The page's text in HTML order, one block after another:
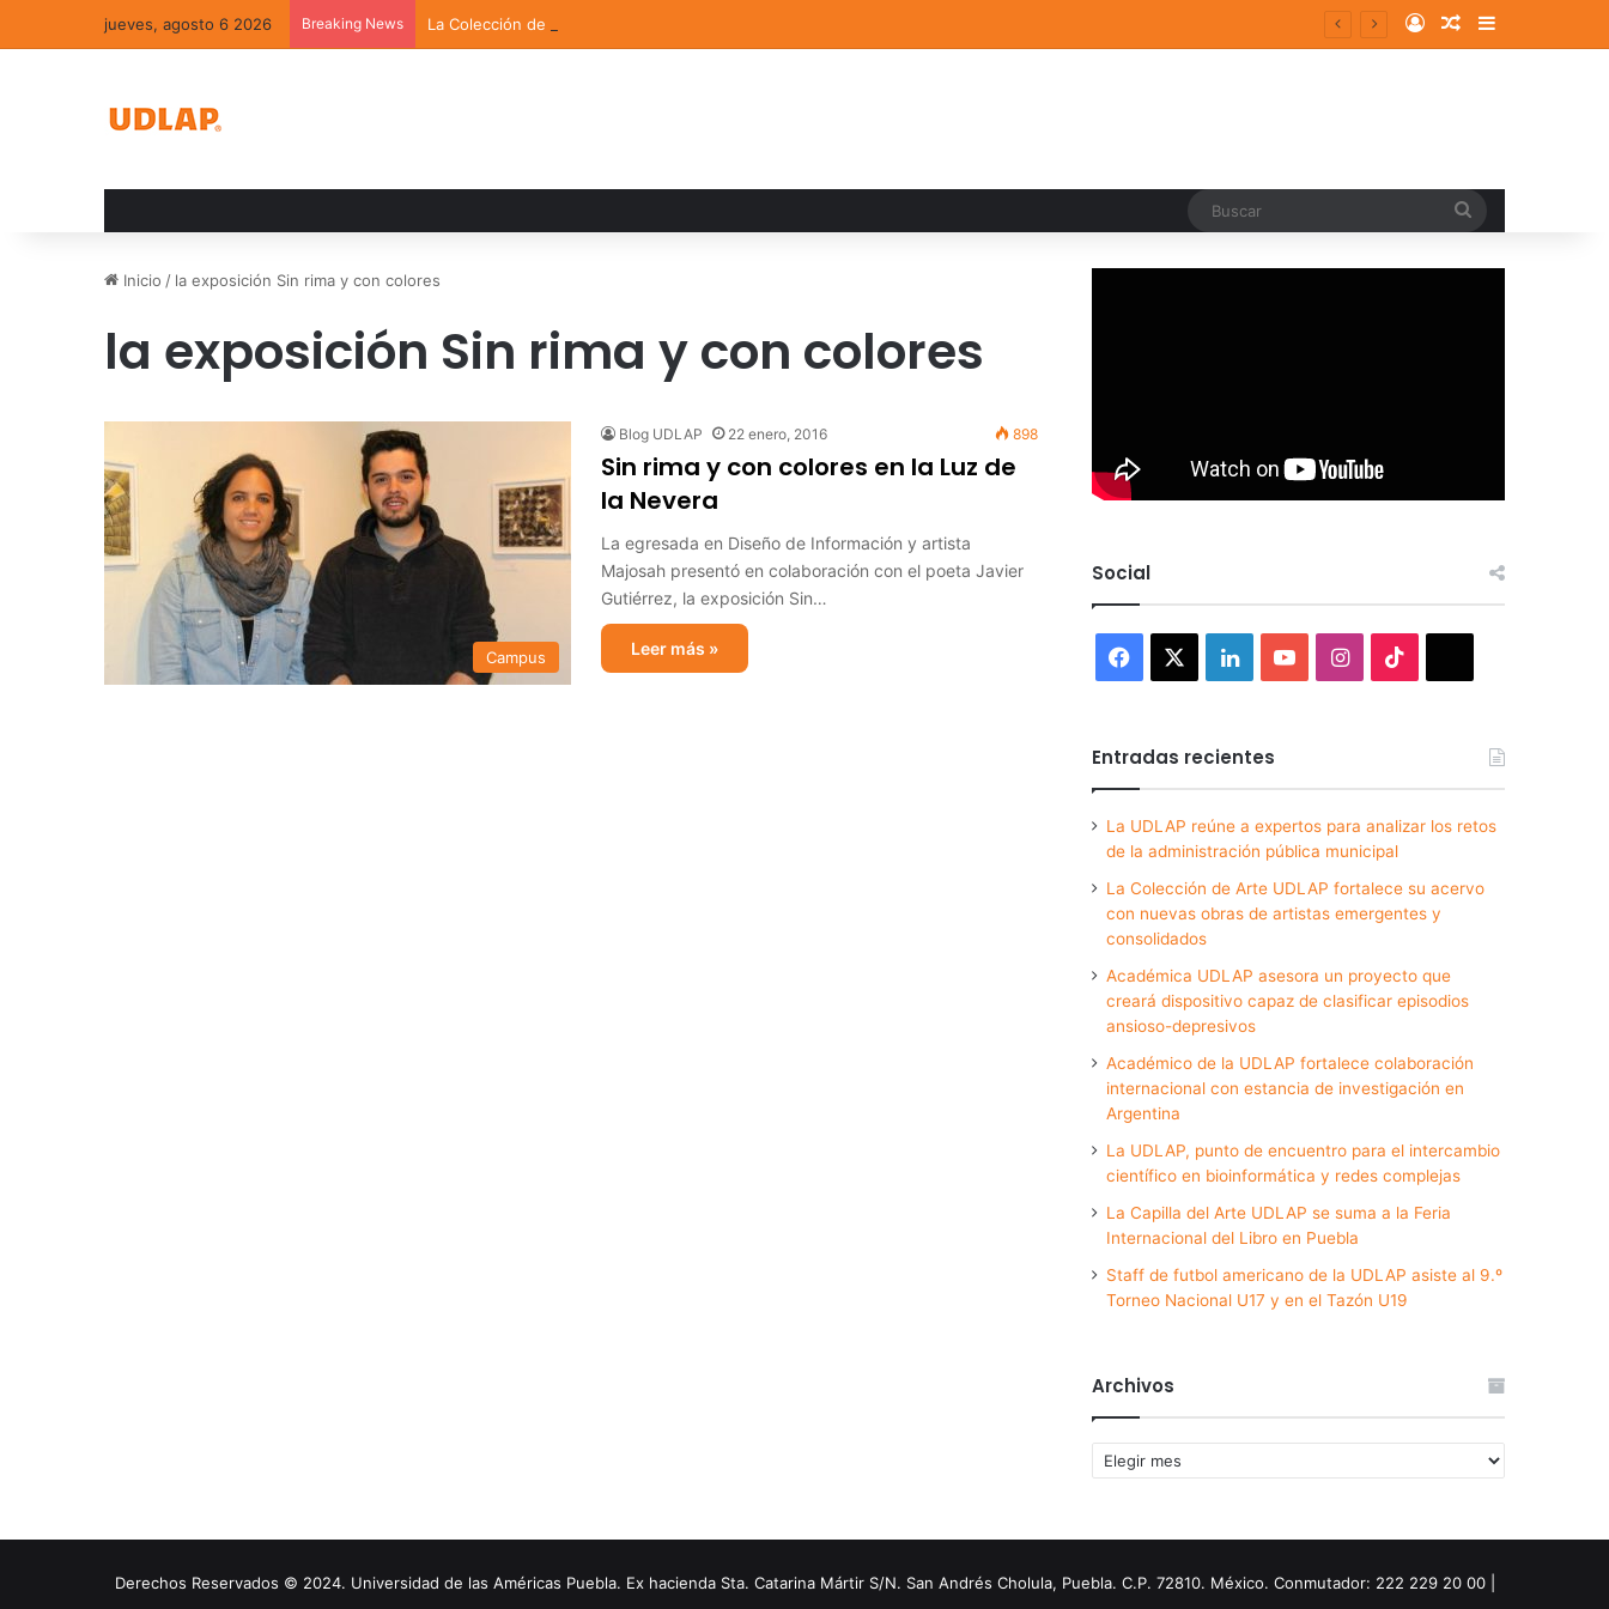
jueves, agosto 6 2026 Breaking News La Colección de Arte UDLAP fortalece su acervo con nuevas obras de artistas emergentes y consolidados Log InRandom Article
Sidebar
Inicio / la exposición Sin rima y con colores
la exposición Sin rima y con colores
Campus
Blog UDLAP 22 enero, 2016 898
Sin rima y con colores en la Luz de
la Nevera
La egresada en Diseño de Información y artista
Majosah presentó en colaboración con el poeta Javier
Gutiérrez, la exposición Sin…
Leer más »
Social
Facebook LinkedInYouTubeInstagram
Entradas recientes
La UDLAP reúne a expertos para analizar los retos
de la administración pública municipal
La Colección de Arte UDLAP fortalece su acervo
con nuevas obras de artistas emergentes y
consolidados
Académica UDLAP asesora un proyecto que
creará dispositivo capaz de clasificar episodios
ansioso-depresivos
Académico de la UDLAP fortalece colaboración
internacional con estancia de investigación en
Argentina
La UDLAP, punto de encuentro para el intercambio
científico en bioinformática y redes complejas
La Capilla del Arte UDLAP se suma a la Feria
Internacional del Libro en Puebla
Staff de futbol americano de la UDLAP asiste al 9.º
Torneo Nacional U17 y en el Tazón U19
Archivos
Archivos
Derechos Reservados © 2024. Universidad de las Américas Puebla. Ex hacienda Sta. Catarina Mártir S/N. San Andrés Cholula, Puebla. C.P. 72810. México. Conmutador: 222 229 20 00 |